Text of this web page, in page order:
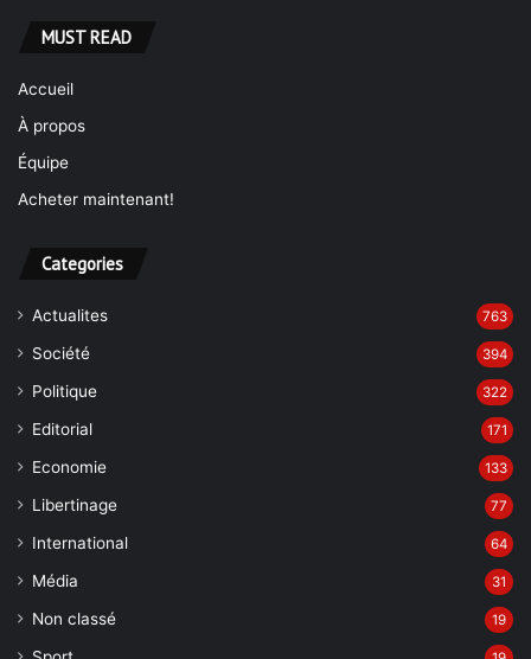
MUST READ
Accueil
À propos
Équipe
Acheter maintenant!
Categories
Actualites 763
Société 394
Politique 322
Editorial 171
Economie 133
Libertinage 77
International 64
Média 31
Non classé 19